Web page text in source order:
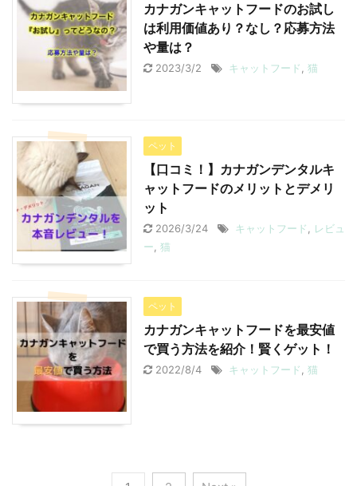
カナガンキャットフードのお試し
は利用価値あり？なし？応募方法
や量は？
2023/3/2 キャットフード 猫
ペット
【口コミ！】カナガンデンタルキ
ャットフードのメリットとデメリ
ット
2026/3/24 キャットフード
レビュ
ー 猫
ペット
カナガンキャットフードを最安値
で買う方法を紹介！賢くゲット！
2022/8/4 キャットフード 猫